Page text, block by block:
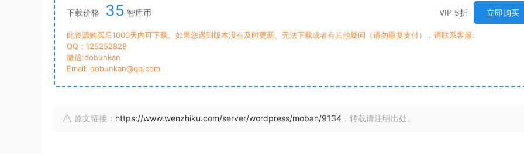
下载价格 35 智库币 VIP 5折 立即购买
此资源购买后1000天内可下载。如果您遇到版本没有及时更新、无法下载或者有其他疑问（请勿重复支付），请联系客服:
QQ：125252828
微信:dobunkan
Email: dobunkan@qq.com
原文链接： https://www.wenzhiku.com/server/wordpress/moban/9134 ，转载请注明出处。